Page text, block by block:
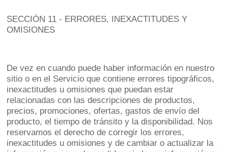
SECCIÓN 11 - ERRORES, INEXACTITUDES Y
OMISIONES
De vez en cuando puede haber información en nuestro
sitio o en el Servicio que contiene errores tipográficos,
inexactitudes u omisiones que puedan estar
relacionadas con las descripciones de productos,
precios, promociones, ofertas, gastos de envío del
producto, el tiempo de tránsito y la disponibilidad. Nos
reservamos el derecho de corregir los errores,
inexactitudes u omisiones y de cambiar o actualizar la